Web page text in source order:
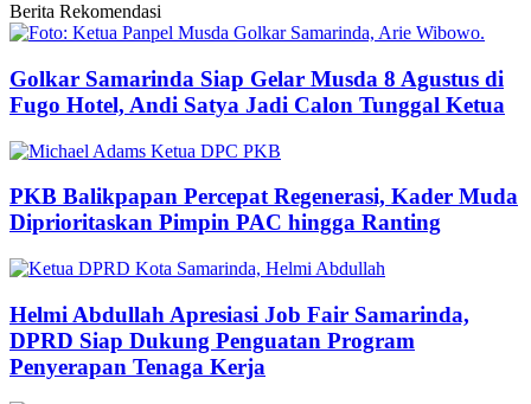
Berita Rekomendasi
Golkar Samarinda Siap Gelar Musda 8 Agustus di
Fugo Hotel, Andi Satya Jadi Calon Tunggal Ketua
PKB Balikpapan Percepat Regenerasi, Kader Muda
Diprioritaskan Pimpin PAC hingga Ranting
Helmi Abdullah Apresiasi Job Fair Samarinda,
DPRD Siap Dukung Penguatan Program
Penyerapan Tenaga Kerja